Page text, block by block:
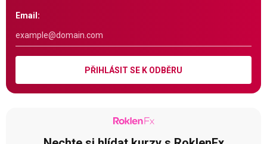
Email:
PŘIHLÁSIT SE K ODBĚRU